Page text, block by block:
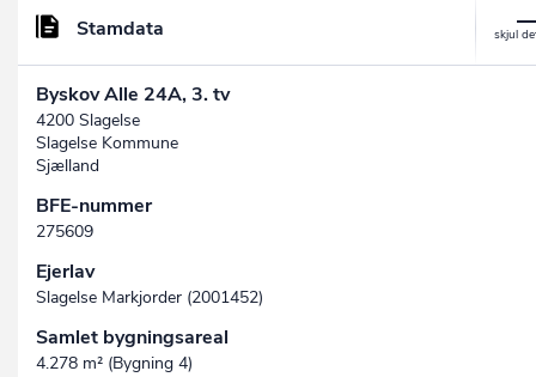
Stamdata
Byskov Alle 24A, 3. tv
4200 Slagelse
Slagelse Kommune
Sjælland
BFE-nummer
275609
Ejerlav
Slagelse Markjorder (2001452)
Samlet bygningsareal
4.278 m² (Bygning 4)